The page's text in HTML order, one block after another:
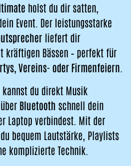
holst du dir satten,
Event. Der leistungsstarke
liefert dir
kräftigen Bässen – perfekt für
Vereins- oder Firmenfeiern
kannst du direkt Musik
Bluetooth schnell dein
Laptop verbindest. Mit der
bequem Lautstärke, Playlists
komplizierte Technik.